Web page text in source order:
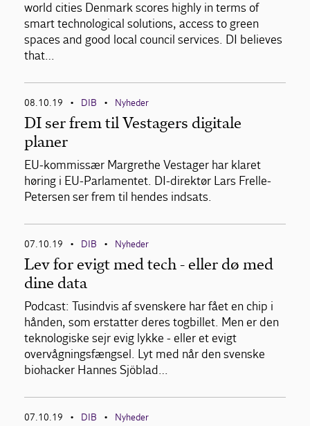
world cities Denmark scores highly in terms of
smart technological solutions, access to green
spaces and good local council services. DI believes
that…
08.10.19 • DIB • Nyheder
DI ser frem til Vestagers digitale
planer
EU-kommissær Margrethe Vestager har klaret
høring i EU-Parlamentet. DI-direktør Lars Frelle-
Petersen ser frem til hendes indsats.
07.10.19 • DIB • Nyheder
Lev for evigt med tech - eller dø med
dine data
Podcast: Tusindvis af svenskere har fået en chip i
hånden, som erstatter deres togbillet. Men er den
teknologiske sejr evig lykke - eller et evigt
overvågningsfængsel. Lyt med når den svenske
biohacker Hannes Sjöblad…
07.10.19 • DIB • Nyheder